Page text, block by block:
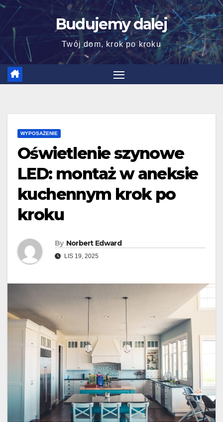
Skip
content
Budujemy dalej
Twój dom, krok po kroku
WYPOSAŻENIE
Oświetlenie szynowe
LED: montaż w aneksie
kuchennym krok po
kroku
By Norbert Edward
LIS 19, 2025